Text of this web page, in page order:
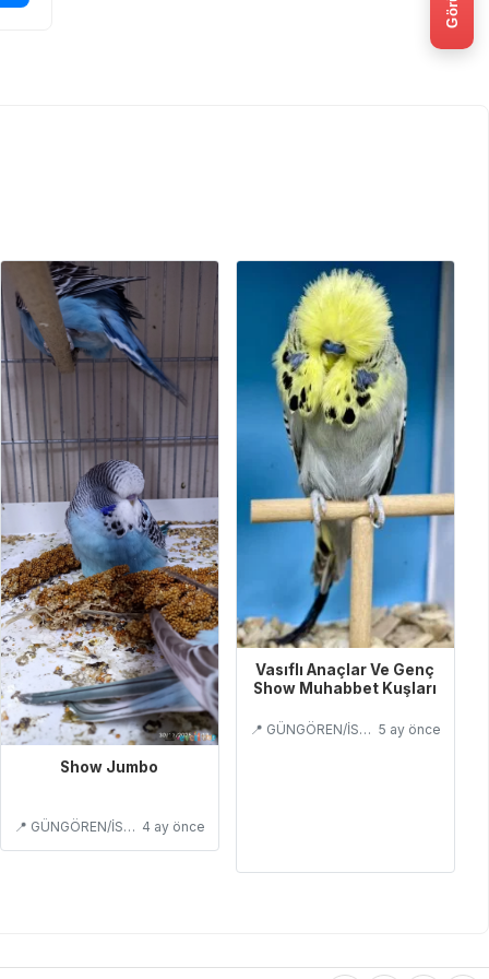
Show Jumbo
📍 GÜNGÖREN/İSTANBUL 4 ay önce
Vasıflı Anaçlar Ve Genç
Show Muhabbet Kuşları
📍 GÜNGÖREN/İSTANBUL 5 ay önce